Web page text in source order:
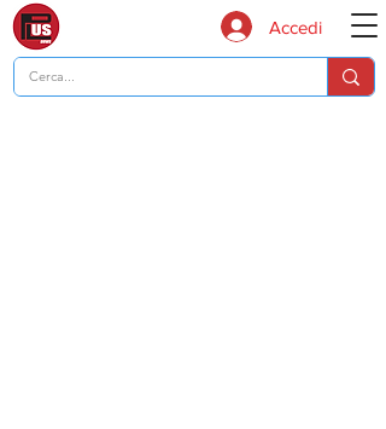
Accedi